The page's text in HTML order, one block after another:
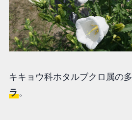
キキョウ科ホタルブクロ属の多
ラ。